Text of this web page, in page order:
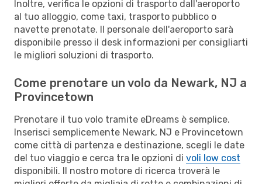
Inoltre, verifica le opzioni di trasporto dall'aeroporto
al tuo alloggio, come taxi, trasporto pubblico o
navette prenotate. Il personale dell'aeroporto sarà
disponibile presso il desk informazioni per consigliarti
le migliori soluzioni di trasporto.
Come prenotare un volo da Newark, NJ a
Provincetown
Prenotare il tuo volo tramite eDreams è semplice.
Inserisci semplicemente Newark, NJ e Provincetown
come città di partenza e destinazione, scegli le date
del tuo viaggio e cerca tra le opzioni di voli low cost
disponibili. Il nostro motore di ricerca troverà le